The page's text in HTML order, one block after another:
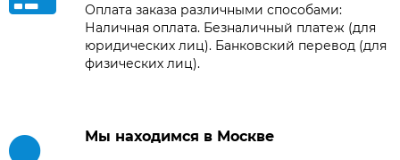
Оплата заказа различными способами:
Наличная оплата. Безналичный платеж (для
юридических лиц). Банковский перевод (для
физических лиц).
Мы находимся в Москве